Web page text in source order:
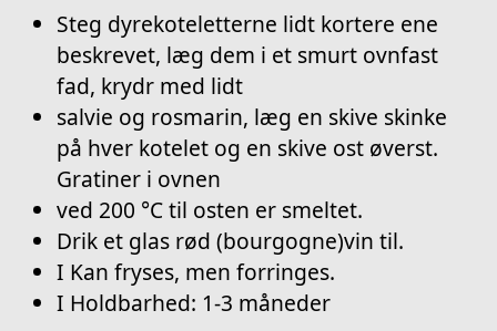
Steg dyrekoteletterne lidt kortere ene
beskrevet, læg dem i et smurt ovnfast
fad, krydr med lidt
salvie og rosmarin, læg en skive skinke
på hver kotelet og en skive ost øverst.
Gratiner i ovnen
ved 200 °C til osten er smeltet.
Drik et glas rød (bourgogne)vin til.
I Kan fryses, men forringes.
I Holdbarhed: 1-3 måneder